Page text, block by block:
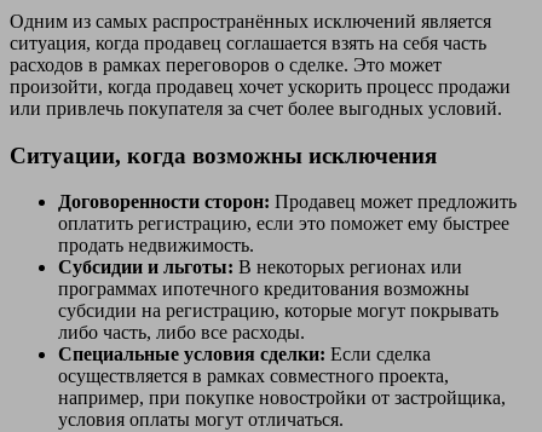
Одним из самых распространённых исключений является
ситуация, когда продавец соглашается взять на себя часть
расходов в рамках переговоров о сделке. Это может
произойти, когда продавец хочет ускорить процесс продажи
или привлечь покупателя за счет более выгодных условий.
Ситуации, когда возможны исключения
Договоренности сторон: Продавец может предложить
оплатить регистрацию, если это поможет ему быстрее
продать недвижимость.
Субсидии и льготы: В некоторых регионах или
программах ипотечного кредитования возможны
субсидии на регистрацию, которые могут покрывать
либо часть, либо все расходы.
Специальные условия сделки: Если сделка
осуществляется в рамках совместного проекта,
например, при покупке новостройки от застройщика,
условия оплаты могут отличаться.